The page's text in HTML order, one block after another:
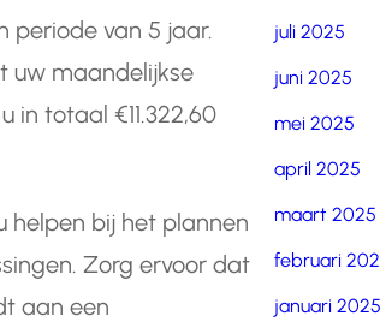
periode van 5 jaar.
uw maandelijkse
in totaal €11.322,60
helpen bij het plannen
Zorg ervoor dat
aan een
juli 2025
juni 2025
mei 2025
april 2025
maart 2025
februari
januari 2025